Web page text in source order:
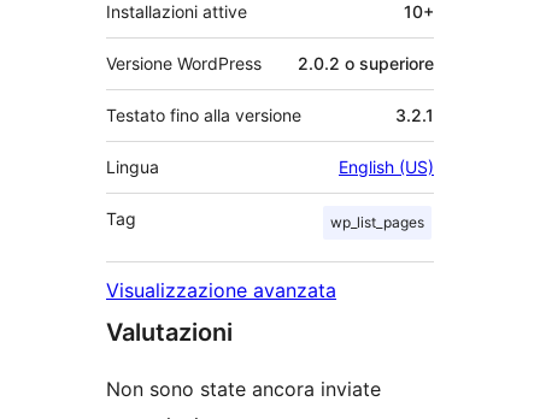
Installazioni attive 10+
Versione WordPress 2.0.2 o superiore
Testato fino alla versione 3.2.1
Lingua English (US)
Tag wp_list_pages
Visualizzazione avanzata
Valutazioni
Non sono state ancora inviate